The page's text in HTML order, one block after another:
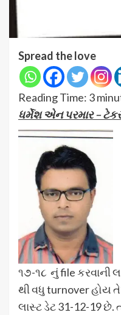
Spread the love
Reading Time: 3
ધર્મેશ એન પરમાર –
૧૭-૧૮ નું file કરવાની
થી વધુ turnover હોય
લાસ્ટ ડેટ 31-12-19 છે.